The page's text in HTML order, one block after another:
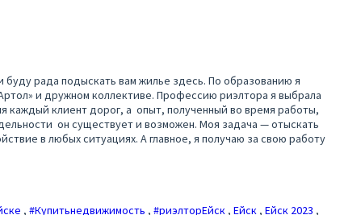
рада подыскать вам жилье здесь. По образованию я
и дружном коллективе. Профессию риэлтора я выбрала
каждый клиент дорог, а опыт, полученный во время работы,
он существует и возможен. Моя задача — отыскать
в любых ситуациях. А главное, я получаю за свою работу
, #Купитьнедвижимость , #риэлторЕйск , Ейск , Ейск 2023 ,